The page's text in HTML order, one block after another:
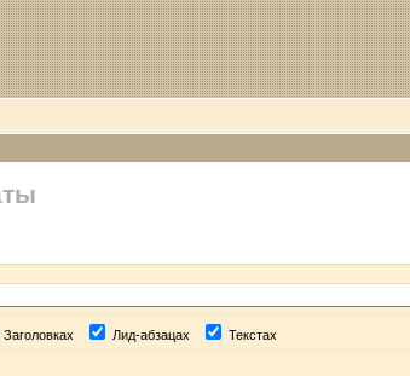
Заголовках Лид-абзацах Текстах